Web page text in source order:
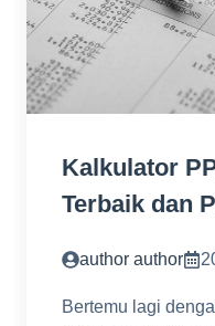
Kalkulator
Terbaik dan
author author
Bertemu lagi